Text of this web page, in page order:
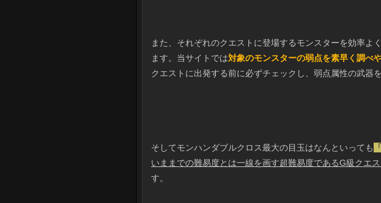
また、それぞれのクエストに登場するモンスターを効率よ
ます。当サイトでは対象のモンスターの弱点を素早く調べ
クエストに出発する前に必ずチェックし、弱点属性の武器
そしてモンハンダブルクロス最大の目玉はなんといっても
いままでの難易度とは一線を画す超難易度であるG級クエス
す。